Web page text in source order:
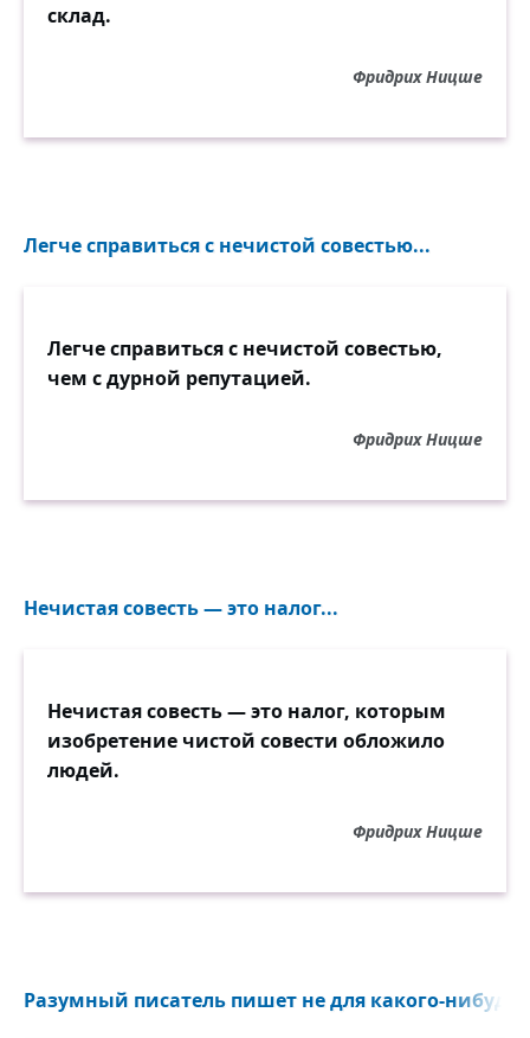
склад.
Фридрих Ницше
Легче справиться с нечистой совестью...
Легче справиться с нечистой совестью,
чем с дурной репутацией.
Фридрих Ницше
Нечистая совесть — это налог...
Нечистая совесть — это налог, которым
изобретение чистой совести обложило
людей.
Фридрих Ницше
Разумный писатель пишет не для какого-нибудь